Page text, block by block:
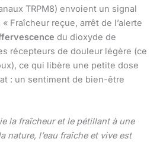
TRPM8) envoient un signal
Fraîcheur reçue, arrêt de l’alerte
du dioxyde de
récepteurs de douleur légère (ce
ce qui libère une petite dose
: un sentiment de bien-être
la fraîcheur et le pétillant à une
nature, l’eau fraîche et vive est